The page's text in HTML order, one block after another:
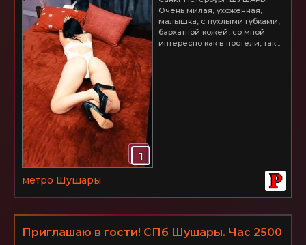
1
Очень милая, ухоженная,
малышка, с пухлыми губками,
бархатной кожей, со мной
интересно как в постели, так...
метро Шушары
Приглашаю в гости! СПб Шушары. Час 2500